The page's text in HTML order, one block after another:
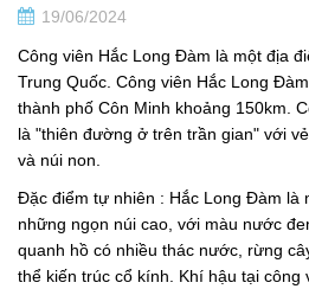
19/06/2024
Công viên Hắc Long Đàm là một địa
Trung Quốc. Công viên Hắc Long
thành phố Côn Minh khoảng 150km.
là "thiên đường ở trên trần gian" với
và núi non.
Đặc điểm tự nhiên : Hắc Long Đàm là
những ngọn núi cao, với màu nước
quanh hồ có nhiều thác nước, rừng
thể kiến trúc cổ kính. Khí hậu tại